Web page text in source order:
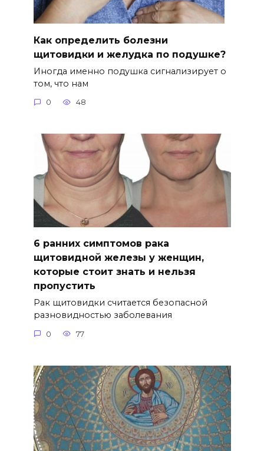
Как определить болезни
щитовидки и желудка по подушке?
Иногда именно подушка сигнализирует о
том, что нам
0 48
6 ранних симптомов рака
щитовидной железы у женщин,
которые стоит знать и нельзя
пропустить
Рак щитовидки считается безопасной
разновидностью заболевания
0 77